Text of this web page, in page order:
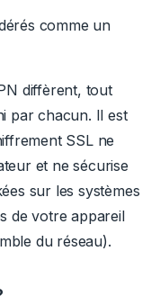
comme un
diffèrent, tout
par chacun. Il est
SSL ne
et ne sécurise
sur les systèmes
de votre appareil
du réseau).